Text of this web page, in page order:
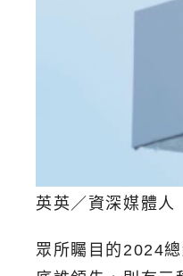
英英／資深媒體人
眾所矚目的2024